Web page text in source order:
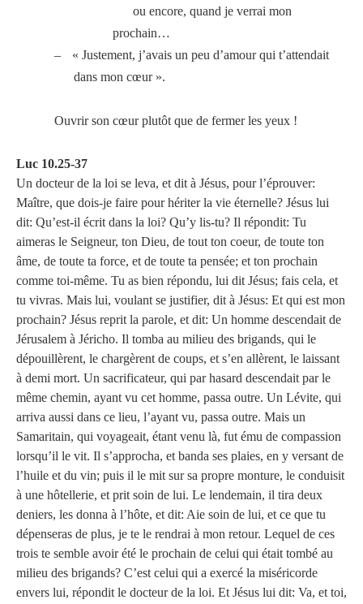
ou encore, quand je verrai mon
prochain…
–
« Justement, j’avais un peu d’amour qui t’attendait
dans mon cœur ».
Ouvrir son cœur plutôt que de fermer les yeux !
Luc 10.25-37
Un docteur de la loi se leva, et dit à Jésus, pour l’éprouver:
Maître, que dois-je faire pour hériter la vie éternelle? Jésus lui
dit: Qu’est-il écrit dans la loi? Qu’y lis-tu? Il répondit: Tu
aimeras le Seigneur, ton Dieu, de tout ton coeur, de toute ton
âme, de toute ta force, et de toute ta pensée; et ton prochain
comme toi-même. Tu as bien répondu, lui dit Jésus; fais cela, et
tu vivras. Mais lui, voulant se justifier, dit à Jésus: Et qui est mon
prochain? Jésus reprit la parole, et dit: Un homme descendait de
Jérusalem à Jéricho. Il tomba au milieu des brigands, qui le
dépouillèrent, le chargèrent de coups, et s’en allèrent, le laissant
à demi mort. Un sacrificateur, qui par hasard descendait par le
même chemin, ayant vu cet homme, passa outre. Un Lévite, qui
arriva aussi dans ce lieu, l’ayant vu, passa outre. Mais un
Samaritain, qui voyageait, étant venu là, fut ému de compassion
lorsqu’il le vit. Il s’approcha, et banda ses plaies, en y versant de
l’huile et du vin; puis il le mit sur sa propre monture, le conduisit
à une hôtellerie, et prit soin de lui. Le lendemain, il tira deux
deniers, les donna à l’hôte, et dit: Aie soin de lui, et ce que tu
dépenseras de plus, je te le rendrai à mon retour. Lequel de ces
trois te semble avoir été le prochain de celui qui était tombé au
milieu des brigands? C’est celui qui a exercé la miséricorde
envers lui, répondit le docteur de la loi. Et Jésus lui dit: Va, et toi,